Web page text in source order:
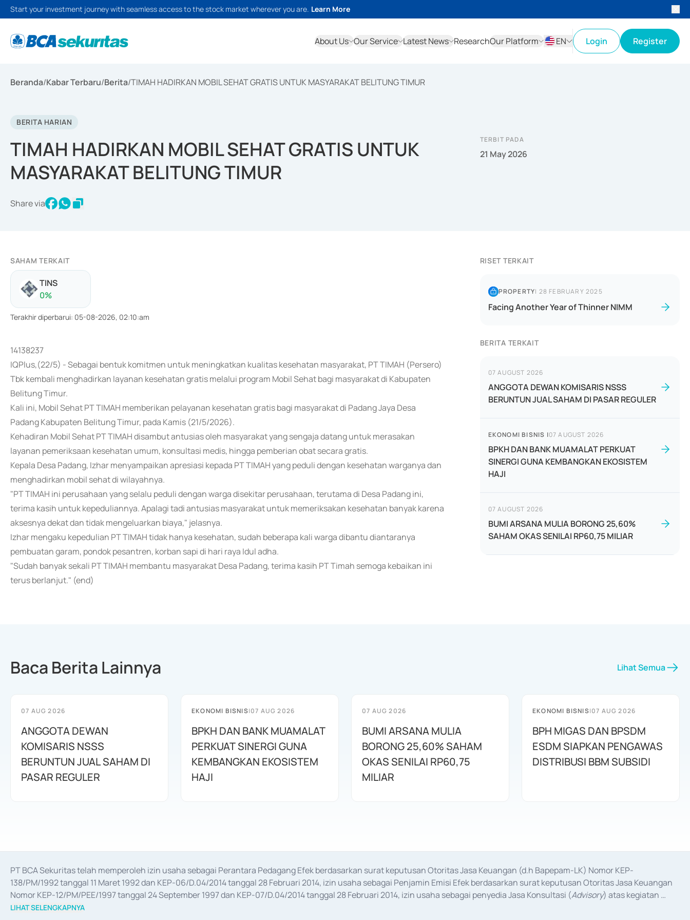
Start your investment journey with seamless access to the stock market wherever you are. Learn More
About Us Our Service Latest News ResearchOur Platform
EN
Login Register
Beranda/Kabar Terbaru/Berita/TIMAH HADIRKAN MOBIL SEHAT GRATIS UNTUK MASYARAKAT BELITUNG TIMUR
BERITA HARIAN
TIMAH HADIRKAN MOBIL SEHAT GRATIS UNTUK
MASYARAKAT BELITUNG TIMUR
Share via
TERBIT PADA
21 May 2026
SAHAM TERKAIT
TINS
0%
Terakhir diperbarui: 05-08-2026, 02:10:am
14138237
IQPlus,(22/5) - Sebagai bentuk komitmen untuk meningkatkan kualitas kesehatan masyarakat, PT TIMAH (Persero)
Tbk kembali menghadirkan layanan kesehatan gratis melalui program Mobil Sehat bagi masyarakat di Kabupaten
Belitung Timur.
Kali ini, Mobil Sehat PT TIMAH memberikan pelayanan kesehatan gratis bagi masyarakat di Padang Jaya Desa
Padang Kabupaten Belitung Timur, pada Kamis (21/5/2026).
Kehadiran Mobil Sehat PT TIMAH disambut antusias oleh masyarakat yang sengaja datang untuk merasakan
layanan pemeriksaan kesehatan umum, konsultasi medis, hingga pemberian obat secara gratis.
Kepala Desa Padang, Izhar menyampaikan apresiasi kepada PT TIMAH yang peduli dengan kesehatan warganya dan
menghadirkan mobil sehat di wilayahnya.
"PT TIMAH ini perusahaan yang selalu peduli dengan warga disekitar perusahaan, terutama di Desa Padang ini,
terima kasih untuk kepeduliannya. Apalagi tadi antusias masyarakat untuk memeriksakan kesehatan banyak karena
aksesnya dekat dan tidak mengeluarkan biaya," jelasnya.
Izhar mengaku kepedulian PT TIMAH tidak hanya kesehatan, sudah beberapa kali warga dibantu diantaranya
pembuatan garam, pondok pesantren, korban sapi di hari raya Idul adha.
"Sudah banyak sekali PT TIMAH membantu masyarakat Desa Padang, terima kasih PT Timah semoga kebaikan ini
terus berlanjut." (end)
RISET TERKAIT
PROPERTY| 28 FEBRUARY 2025
Facing Another Year of Thinner NIMM
BERITA TERKAIT
07 AUGUST 2026
ANGGOTA DEWAN KOMISARIS NSSS
BERUNTUN JUAL SAHAM DI PASAR REGULER
EKONOMI BISNIS |07 AUGUST 2026
BPKH DAN BANK MUAMALAT PERKUAT
SINERGI GUNA KEMBANGKAN EKOSISTEM
HAJI
07 AUGUST 2026
BUMI ARSANA MULIA BORONG 25,60%
SAHAM OKAS SENILAI RP60,75 MILIAR
Baca Berita Lainnya Lihat Semua
07 AUG 2026
ANGGOTA DEWAN
KOMISARIS NSSS
BERUNTUN JUAL SAHAM DI
PASAR REGULER
EKONOMI BISNIS|07 AUG 2026
BPKH DAN BANK MUAMALAT
PERKUAT SINERGI GUNA
KEMBANGKAN EKOSISTEM
HAJI
07 AUG 2026
BUMI ARSANA MULIA
BORONG 25,60% SAHAM
OKAS SENILAI RP60,75
MILIAR
EKONOMI BISNIS|07 AUG 2026
BPH MIGAS DAN BPSDM
ESDM SIAPKAN PENGAWAS
DISTRIBUSI BBM SUBSIDI
PT BCA Sekuritas telah memperoleh izin usaha sebagai Perantara Pedagang Efek berdasarkan surat keputusan Otoritas Jasa Keuangan (d.h Bapepam-LK) Nomor KEP-
138/PM/1992 tanggal 11 Maret 1992 dan KEP-06/D.04/2014 tanggal 28 Februari 2014, izin usaha sebagai Penjamin Emisi Efek berdasarkan surat keputusan Otoritas Jasa Keuangan
Nomor KEP-12/PM/PEE/1997 tanggal 24 September 1997 dan KEP-07/D.04/2014 tanggal 28 Februari 2014, izin usaha sebagai penyedia Jasa Konsultasi (Advisory) atas kegiatan
merger, akuisisi, divestasi, dan
LIHAT SELENGKAPNYA